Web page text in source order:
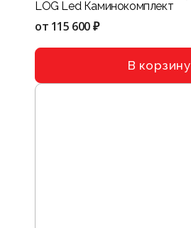
LOG Led Каминокомплект
от 115 600 ₽
В корзину